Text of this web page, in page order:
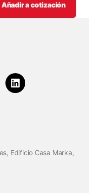
Añadir a cotización
Edificio Casa Marka,